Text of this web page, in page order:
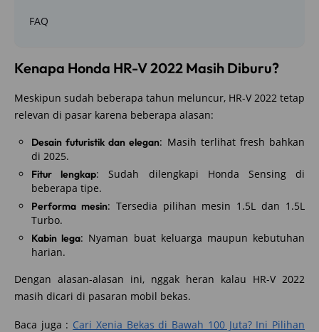
FAQ
Kenapa Honda HR-V 2022 Masih Diburu?
Meskipun sudah beberapa tahun meluncur, HR-V 2022 tetap
relevan di pasar karena beberapa alasan:
Desain futuristik dan elegan: Masih terlihat fresh bahkan
di 2025.
Fitur lengkap: Sudah dilengkapi Honda Sensing di
beberapa tipe.
Performa mesin: Tersedia pilihan mesin 1.5L dan 1.5L
Turbo.
Kabin lega: Nyaman buat keluarga maupun kebutuhan
harian.
Dengan alasan-alasan ini, nggak heran kalau HR-V 2022
masih dicari di pasaran mobil bekas.
Baca juga : Cari Xenia Bekas di Bawah 100 Juta? Ini Pilihan